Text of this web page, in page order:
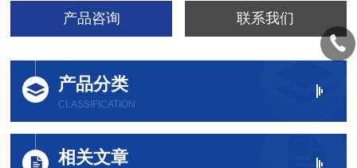
产品咨询 联系我们
产品分类
CLASSIFICATION
相关文章